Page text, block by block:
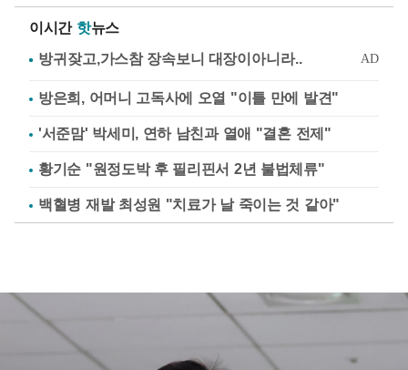
이시간 핫뉴스
방은희, 어머니 고독사에 오열 "이틀 만에 발견"
'서준맘' 박세미, 연하 남친과 열애 "결혼 전제"
황기순 "원정도박 후 필리핀서 2년 불법체류"
백혈병 재발 최성원 "치료가 날 죽이는 것 같아"